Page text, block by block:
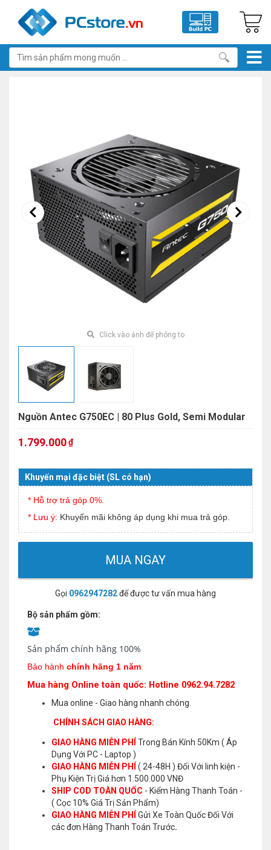
Click vào ảnh để phóng to
Nguồn Antec G750EC | 80 Plus Gold, Semi Modular
1.799.000₫
Khuyến mại đặc biệt (SL có hạn)
* Hỗ trợ trả góp 0%.
* Lưu ý: Khuyến mãi không áp dụng khi mua trả góp.
MUA NGAY
Gọi 0962947282để được tư vấn mua hàng
Bộ sản phẩm gồm:
Sản phẩm chính hãng 100%
Bảo hành chính hãng 1 năm
Mua hàng Online toàn quốc: Hotline 0962.94.7282
Mua online - Giao hàng nhanh chóng.
CHÍNH SÁCH GIAO HÀNG:
GIAO HÀNG MIỄN PHÍ
Trong Bán Kính 50Km ( Áp
Dụng Với PC - Laptop )
GIAO HÀNG MIỄN PHÍ
( 24-48H ) Đối Với linh kiện -
Phụ Kiện Trị Giá hơn 1.500.000 VNĐ
SHIP COD TOÀN QUỐC - Kiểm Hàng Thanh Toán -
( Cọc 10% Giá Trị Sản Phẩm)
GIAO HÀNG MIỄN PHÍ
Gửi Xe Toàn Quốc Đối Với
các đơn Hàng Thanh Toán Trước.